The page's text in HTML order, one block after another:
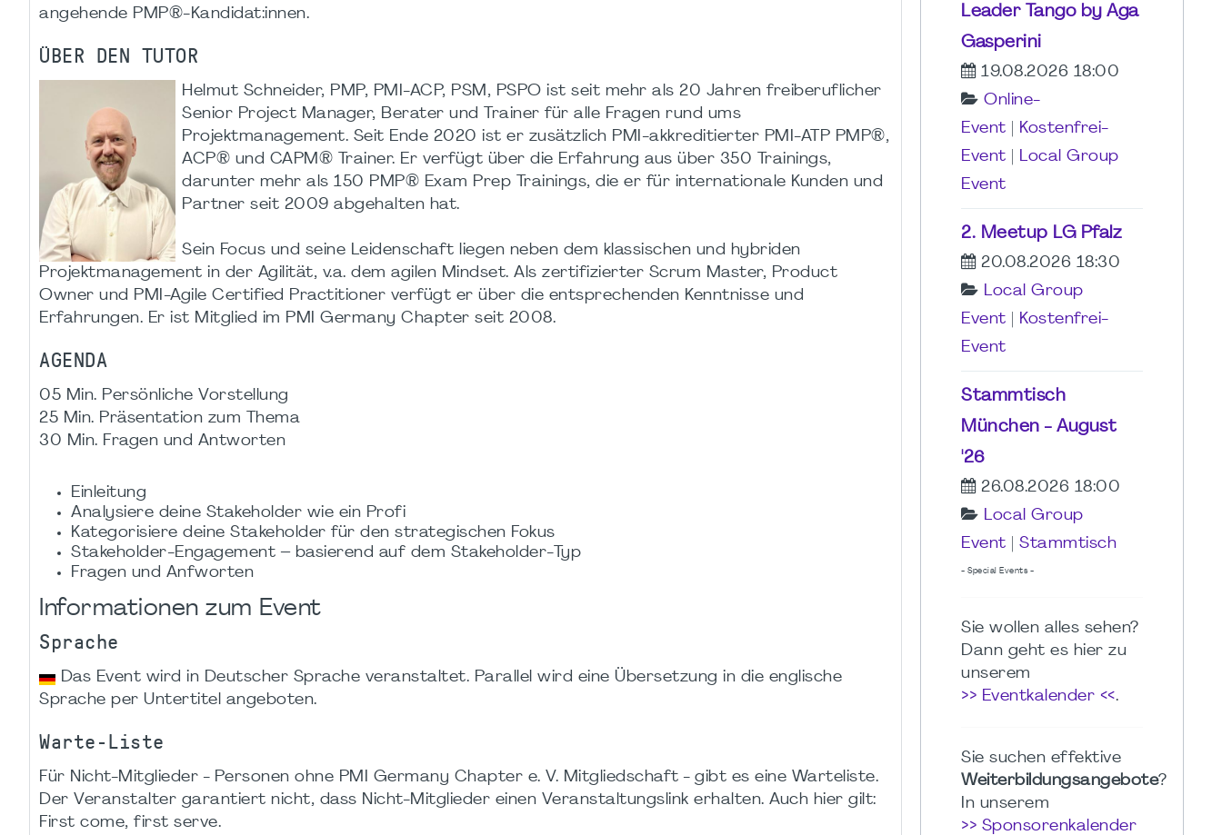
angehende PMP®-Kandidat:innen.​
ÜBER DEN TUTOR
Helmut Schneider, PMP, PMI-ACP, PSM, PSPO ist seit mehr als 20 Jahren freiberuflicher
Senior Project Manager, Berater und Trainer für alle Fragen rund ums
Projektmanagement. Seit Ende 2020 ist er zusätzlich PMI-akkreditierter PMI-ATP PMP®,
ACP® und CAPM® Trainer. Er verfügt über die Erfahrung aus über 350 Trainings,
darunter mehr als 150 PMP® Exam Prep Trainings, die er für internationale Kunden und
Partner seit 2009 abgehalten hat. ​
Sein Focus und seine Leidenschaft liegen neben dem klassischen und hybriden
Projektmanagement in der Agilität, v.a. dem agilen Mindset. Als zertifizierter Scrum Master, Product
Owner und PMI-Agile Certified Practitioner verfügt er über die entsprechenden Kenntnisse und
Erfahrungen. Er ist Mitglied im PMI Germany Chapter seit 2008.​
AGENDA
05 Min. Persönliche Vorstellung
25 Min. Präsentation zum Thema
30 Min. Fragen und Antworten
Einleitung​
Analysiere deine Stakeholder wie ein Profi​
Kategorisiere deine Stakeholder für den strategischen Fokus​
Stakeholder-Engagement – basierend auf dem Stakeholder-Typ​
Fragen und Anfworten​
Informationen zum Event
Sprache
Das Event wird in Deutscher Sprache veranstaltet. Parallel wird eine Übersetzung in die englische
Sprache per Untertitel angeboten.
Warte-Liste
Für Nicht-Mitglieder - Personen ohne PMI Germany Chapter e. V. Mitgliedschaft - gibt es eine Warteliste.
Der Veranstalter garantiert nicht, dass Nicht-Mitglieder einen Veranstaltungslink erhalten. Auch hier gilt:
First come, first serve.
Leader Tango by Aga
Gasperini
19.08.2026 18:00
Online-
Event
Kostenfrei-
Event
Local Group
Event
2. Meetup LG Pfalz
20.08.2026 18:30
Local Group
Event
Kostenfrei-
Event
Stammtisch
München - August
'26
26.08.2026 18:00
Local Group
Event
Stammtisch
- Special Events -
Sie wollen alles sehen?
Dann geht es hier zu
unserem
>> Eventkalender <<.
Sie suchen effektive
Weiterbildungsangebote?
In unserem
>> Sponsorenkalender